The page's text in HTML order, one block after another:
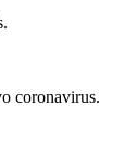
coronavirus.